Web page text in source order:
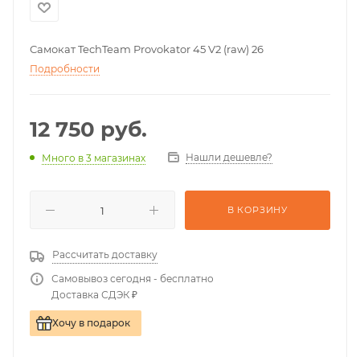
Самокат TechTeam Provokator 45 V2 (raw) 26
Подробности
12 750 руб.
Много в 3 магазинах Нашли дешевле?
В КОРЗИНУ
Рассчитать доставку
Самовывоз сегодня - бесплатно
Доставка СДЭК ₽
Хочу в подарок